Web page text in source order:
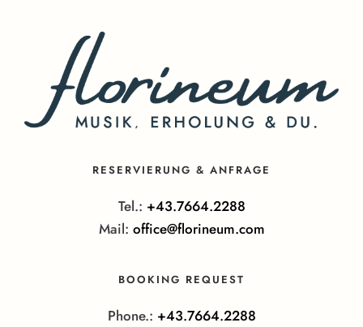
RESERVIERUNG & ANFRAGE
Tel.: +43.7664.2288
Mail: office@florineum.com
BOOKING REQUEST
Phone.: +43.7664.2288